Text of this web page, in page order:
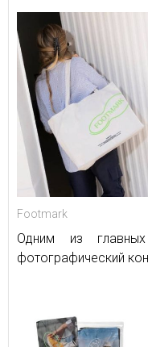
Footmark
Одним из
фотографический